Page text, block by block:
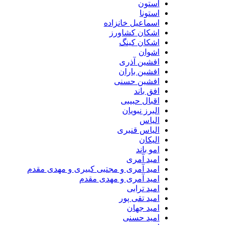
استون
استونا
اسماعیل خانزاده
اشکان کشاورز
اشکان کینگ
اشوان
افشین آذری
افشین باران
افشین حسنی
افق باند
اقبال حبیبی
البرز نبویان
الیاس
الیاس قنبرى
الیکان
امو باند
امید آمری
امید آمری و مجتبی کبیری و مهدى مقدم
امید آمری و مهدی مقدم
امید ترابی
امید تقی پور
امید جهان
امید حسنی